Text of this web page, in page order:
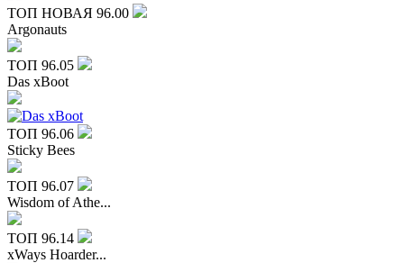
ТОП НОВАЯ 96.00
Argonauts
ТОП 96.05
Das xBoot
ТОП 96.06
Sticky Bees
ТОП 96.07
Wisdom of Athe...
ТОП 96.14
xWays Hoarder...